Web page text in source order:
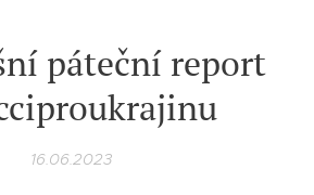
páteční report
16.06.2023